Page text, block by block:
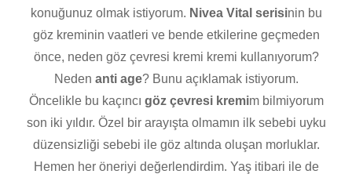
konuğunuz olmak istiyorum. Nivea Vital serisinin bu
göz kreminin vaatleri ve bende etkilerine geçmeden
önce, neden göz çevresi kremi kremi kullanıyorum?
Neden anti age? Bunu açıklamak istiyorum.
Öncelikle bu kaçıncı göz çevresi kremim bilmiyorum
son iki yıldır. Özel bir arayışta olmamın ilk sebebi uyku
düzensizliği sebebi ile göz altında oluşan morluklar.
Hemen her öneriyi değerlendirdim. Yaş itibari ile de